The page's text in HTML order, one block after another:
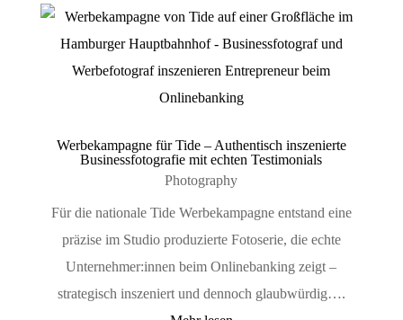
Werbekampagne für Tide – Authentisch inszenierte
Businessfotografie mit echten Testimonials
Photography
Für die nationale Tide Werbekampagne entstand eine
präzise im Studio produzierte Fotoserie, die echte
Unternehmer:innen beim Onlinebanking zeigt –
strategisch inszeniert und dennoch glaubwürdig….